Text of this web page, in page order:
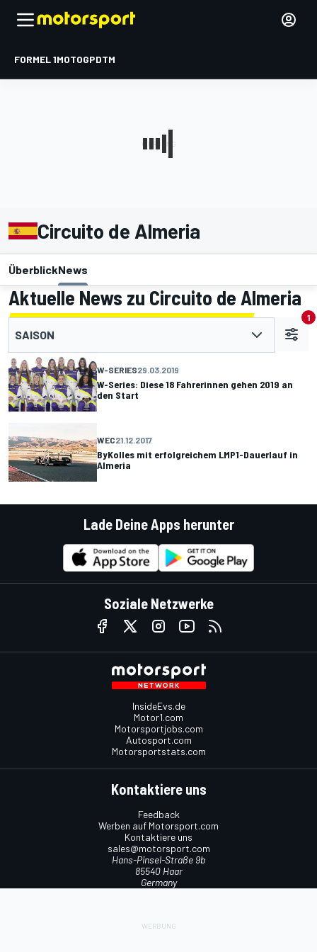
FORMEL 1MOTOGPDTM
Circuito de Almeria
ÜberblickNews
Aktuelle News zu Circuito de Almeria
SAISON
1
W-SERIES29.03.2019
W-Series: Diese 18 Fahrerinnen gehen 2019 an
den Start
WEC21.12.2017
ByKolles mit erfolgreichem LMP1-Dauerlauf in
Almeria
Lade Deine Apps herunter
Soziale Netzwerke
InsideEvs.de
Motor1.com
Motorsportjobs.com
Autosport.com
Motorsportstats.com
Kontaktiere uns
Feedback
Werben auf Motorsport.com
Kontaktiere uns
sales@motorsport.com
Hans-Pinsel-Straße 9b
85540 Haar
Germany
Utiq verwalten